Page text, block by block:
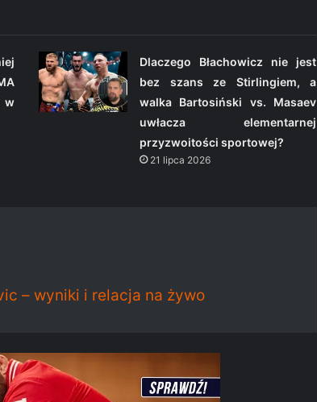
w
Dlaczego Błachowicz nie jest
bez szans ze Stirlingiem, a
walka Bartosiński vs. Masaev
uwłacza elementarnej
przyzwoitości sportowej?
21 lipca 2026
– wyniki i relacja na żywo